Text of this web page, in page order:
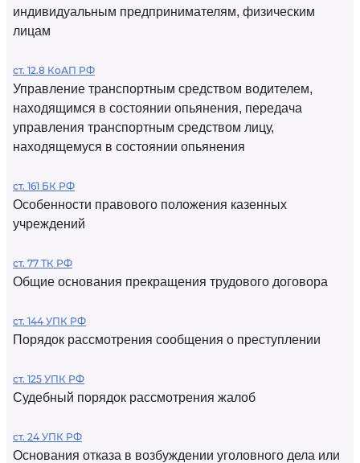
индивидуальным предпринимателям, физическим
лицам
ст. 12.8 КоАП РФ
Управление транспортным средством водителем,
находящимся в состоянии опьянения, передача
управления транспортным средством лицу,
находящемуся в состоянии опьянения
ст. 161 БК РФ
Особенности правового положения казенных
учреждений
ст. 77 ТК РФ
Общие основания прекращения трудового договора
ст. 144 УПК РФ
Порядок рассмотрения сообщения о преступлении
ст. 125 УПК РФ
Судебный порядок рассмотрения жалоб
ст. 24 УПК РФ
Основания отказа в возбуждении уголовного дела или